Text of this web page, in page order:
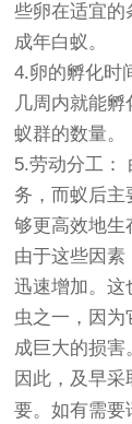
些卵在适宜的
成年白蚁。
4.卵的孵化时
几周内就能
蚁群的数量。
5.劳动分工：
务，而蚁后主
够更高效地生
由于这些因素
迅速增加。这
虫之一，因为
成巨大的损害
因此，及早
要。如有需要